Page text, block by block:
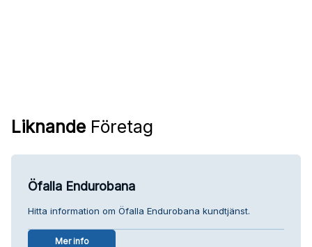
Liknande Företag
Öfalla Endurobana
Hitta information om Öfalla Endurobana kundtjänst.
Mer info